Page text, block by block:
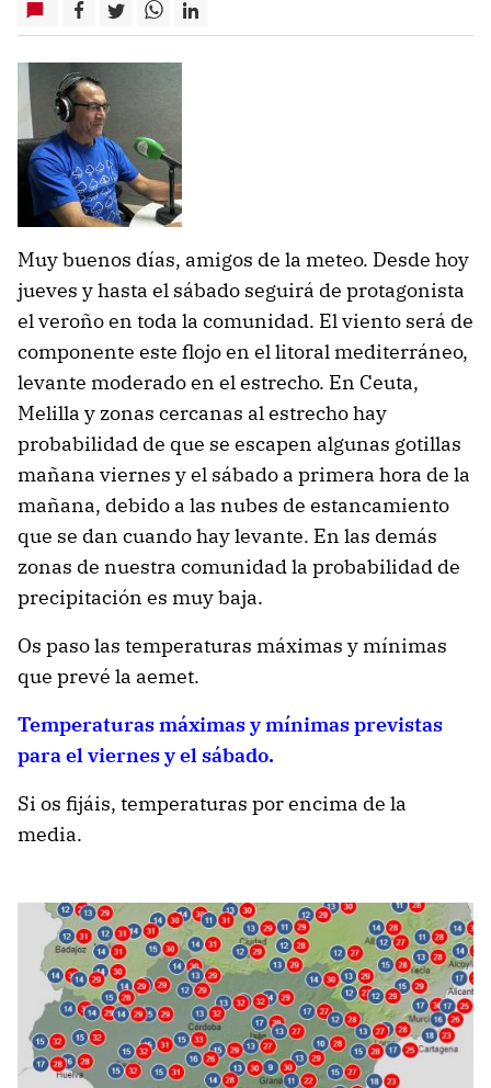
Muy buenos días, amigos de la meteo. Desde hoy
jueves y hasta el sábado seguirá de protagonista
el veroño en toda la comunidad. El viento será de
componente este flojo en el litoral mediterráneo,
levante moderado en el estrecho. En Ceuta,
Melilla y zonas cercanas al estrecho hay
probabilidad de que se escapen algunas gotillas
mañana viernes y el sábado a primera hora de la
mañana, debido a las nubes de estancamiento
que se dan cuando hay levante. En las demás
zonas de nuestra comunidad la probabilidad de
precipitación es muy baja.
Os paso las temperaturas máximas y mínimas
que prevé la aemet.
Temperaturas máximas y mínimas previstas
para el viernes y el sábado.
Si os fijáis, temperaturas por encima de la
media.